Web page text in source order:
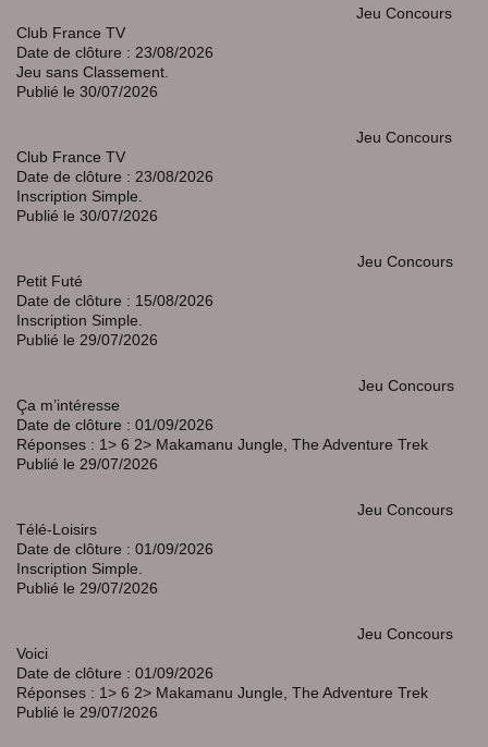
Jeu Concours
Club France TV
Date de clôture : 23/08/2026
Jeu sans Classement.
Publié le 30/07/2026
Jeu Concours
Club France TV
Date de clôture : 23/08/2026
Inscription Simple.
Publié le 30/07/2026
Jeu Concours
Petit Futé
Date de clôture : 15/08/2026
Inscription Simple.
Publié le 29/07/2026
Jeu Concours
Ça m’intéresse
Date de clôture : 01/09/2026
Réponses : 1> 6 2> Makamanu Jungle, The Adventure Trek
Publié le 29/07/2026
Jeu Concours
Télé-Loisirs
Date de clôture : 01/09/2026
Inscription Simple.
Publié le 29/07/2026
Jeu Concours
Voici
Date de clôture : 01/09/2026
Réponses : 1> 6 2> Makamanu Jungle, The Adventure Trek
Publié le 29/07/2026